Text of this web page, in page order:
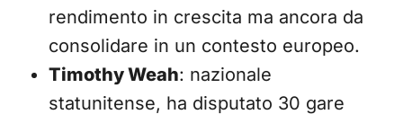
rendimento in crescita ma ancora da
consolidare in un contesto europeo.
Timothy Weah: nazionale
statunitense, ha disputato 30 gare